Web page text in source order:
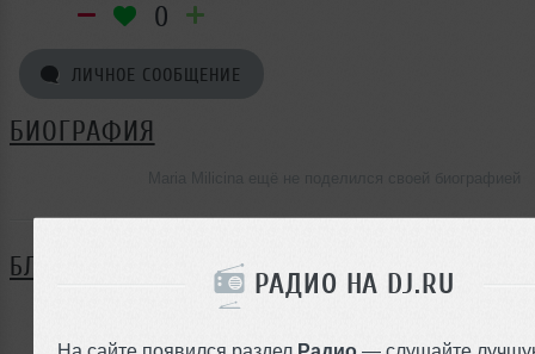
РАДИО НА DJ.RU
На сайте появился раздел Радио — слушайте
0
ЛИЧНОЕ СООБЩЕНИЕ
БИОГРАФИЯ
БЛОГ